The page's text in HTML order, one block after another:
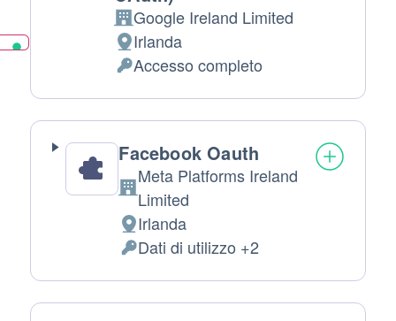
Azienda:
Google Ireland Limited
Luogo del trattamento:
Irlanda
Dati Personali trattati:
Accesso completo
Facebook Oauth
Azienda:
Meta Platforms Ireland
Limited
Luogo del trattamento:
Irlanda
Dati Personali trattati:
Dati di utilizzo +2